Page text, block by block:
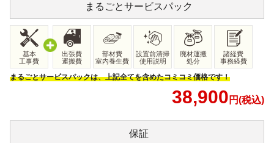
まるごとサービスパック
基本
工事費
出張費
運搬費
部材費
室内養生費
設置前清掃
使用説明
廃材運搬
処分
諸経費
事務経費
まるごとサービスパックは、上記全てを含めたコミコミ価格です！
38,900 円(税込)
保証